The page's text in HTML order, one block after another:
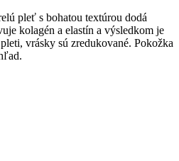
pleť s bohatou textúrou dodá
kolagén a elastín a výsledkom je
vrásky sú zredukované. Pokožka